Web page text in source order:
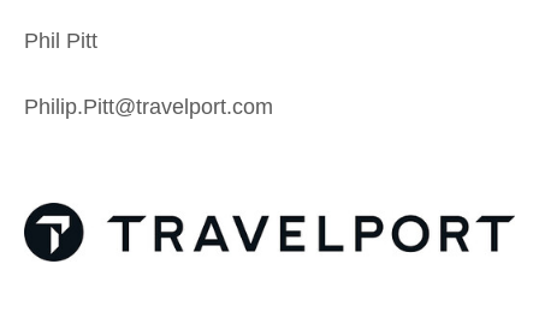
Phil Pitt
Philip.Pitt@travelport.com